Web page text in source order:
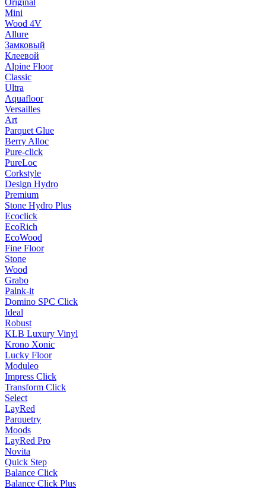
Original
Mini
Wood 4V
Allure
Замковый
Клеевой
Alpine Floor
Classic
Ultra
Aquafloor
Versailles
Art
Parquet Glue
Berry Alloc
Pure-click
PureLoc
Corkstyle
Design Hydro
Premium
Stone Hydro Plus
Ecoclick
EcoRich
EcoWood
Fine Floor
Stone
Wood
Grabo
Palnk-it
Domino SPC Click
Ideal
Robust
KLB Luxury Vinyl
Krono Xonic
Lucky Floor
Moduleo
Impress Click
Transform Click
Select
LayRed
Parquetry
Moods
LayRed Pro
Novita
Quick Step
Balance Click
Balance Click Plus